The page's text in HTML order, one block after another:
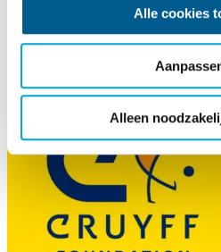
Alle cookies
Alleen
De Johan Cruyff Foundation steunt